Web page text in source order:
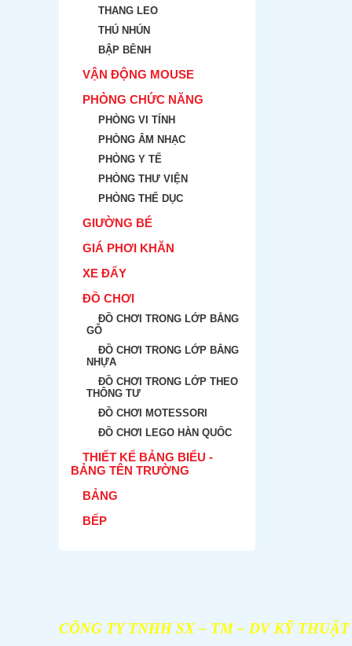
THANG LEO
THÚ NHÚN
BẬP BÊNH
VẬN ĐỘNG MOUSE
PHÒNG CHỨC NĂNG
PHÒNG VI TÍNH
PHÒNG ÂM NHẠC
PHÒNG Y TẾ
PHÒNG THƯ VIỆN
PHÒNG THỂ DỤC
GIƯỜNG BÉ
GIÁ PHƠI KHĂN
XE ĐẨY
ĐỒ CHƠI
ĐỒ CHƠI TRONG LỚP BẲNG
GỖ
ĐỒ CHƠI TRONG LỚP BẲNG
NHỰA
ĐỒ CHƠI TRONG LỚP THEO
THÔNG TƯ
ĐỒ CHƠI MOTESSORI
ĐỒ CHƠI LEGO HÀN QUỐC
THIẾT KẾ BẢNG BIỂU -
BẢNG TÊN TRƯỜNG
BẢNG
BẾP
CÔNG TY TNHH SX – TM – DV KỸ